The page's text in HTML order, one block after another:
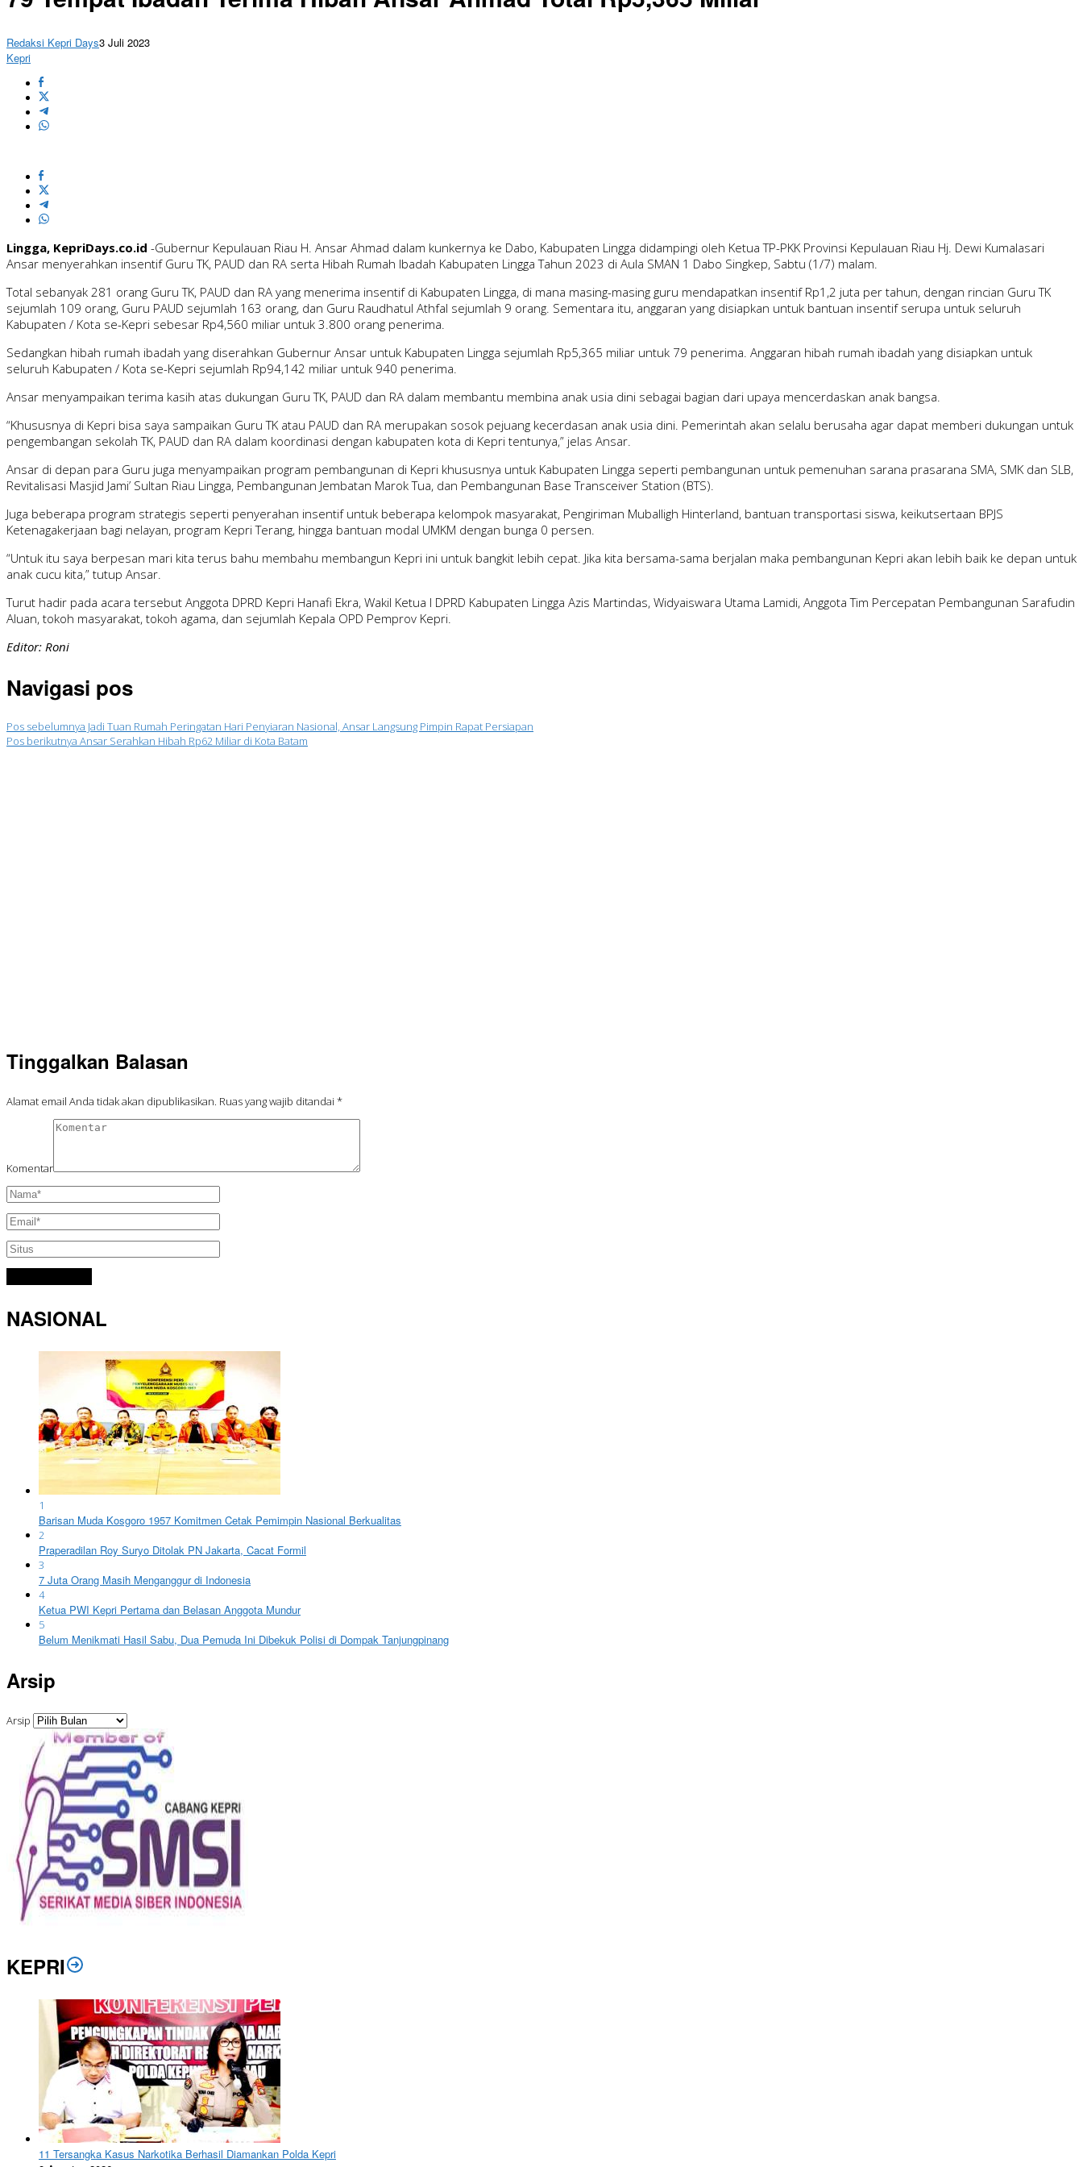
Redaksi Kepri Days3 Juli 2023
Kepri
Lingga, KepriDays.co.id -Gubernur Kepulauan Riau H. Ansar Ahmad dalam kunkernya ke Dabo, Kabupaten Lingga didampingi oleh Ketua TP-PKK Provinsi Kepulauan Riau Hj. Dewi Kumalasari
Ansar menyerahkan insentif Guru TK, PAUD dan RA serta Hibah Rumah Ibadah Kabupaten Lingga Tahun 2023 di Aula SMAN 1 Dabo Singkep, Sabtu (1/7) malam.
Total sebanyak 281 orang Guru TK, PAUD dan RA yang menerima insentif di Kabupaten Lingga, di mana masing-masing guru mendapatkan insentif Rp1,2 juta per tahun, dengan rincian Guru TK
sejumlah 109 orang, Guru PAUD sejumlah 163 orang, dan Guru Raudhatul Athfal sejumlah 9 orang. Sementara itu, anggaran yang disiapkan untuk bantuan insentif serupa untuk seluruh
Kabupaten / Kota se-Kepri sebesar Rp4,560 miliar untuk 3.800 orang penerima.
Sedangkan hibah rumah ibadah yang diserahkan Gubernur Ansar untuk Kabupaten Lingga sejumlah Rp5,365 miliar untuk 79 penerima. Anggaran hibah rumah ibadah yang disiapkan untuk
seluruh Kabupaten / Kota se-Kepri sejumlah Rp94,142 miliar untuk 940 penerima.
Ansar menyampaikan terima kasih atas dukungan Guru TK, PAUD dan RA dalam membantu membina anak usia dini sebagai bagian dari upaya mencerdaskan anak bangsa.
“Khususnya di Kepri bisa saya sampaikan Guru TK atau PAUD dan RA merupakan sosok pejuang kecerdasan anak usia dini. Pemerintah akan selalu berusaha agar dapat memberi dukungan untuk
pengembangan sekolah TK, PAUD dan RA dalam koordinasi dengan kabupaten kota di Kepri tentunya,” jelas Ansar.
Ansar di depan para Guru juga menyampaikan program pembangunan di Kepri khususnya untuk Kabupaten Lingga seperti pembangunan untuk pemenuhan sarana prasarana SMA, SMK dan SLB,
Revitalisasi Masjid Jami’ Sultan Riau Lingga, Pembangunan Jembatan Marok Tua, dan Pembangunan Base Transceiver Station (BTS).
Juga beberapa program strategis seperti penyerahan insentif untuk beberapa kelompok masyarakat, Pengiriman Muballigh Hinterland, bantuan transportasi siswa, keikutsertaan BPJS
Ketenagakerjaan bagi nelayan, program Kepri Terang, hingga bantuan modal UMKM dengan bunga 0 persen.
“Untuk itu saya berpesan mari kita terus bahu membahu membangun Kepri ini untuk bangkit lebih cepat. Jika kita bersama-sama berjalan maka pembangunan Kepri akan lebih baik ke depan untuk
anak cucu kita,” tutup Ansar.
Turut hadir pada acara tersebut Anggota DPRD Kepri Hanafi Ekra, Wakil Ketua I DPRD Kabupaten Lingga Azis Martindas, Widyaiswara Utama Lamidi, Anggota Tim Percepatan Pembangunan Sarafudin
Aluan, tokoh masyarakat, tokoh agama, dan sejumlah Kepala OPD Pemprov Kepri.
Editor: Roni
Navigasi pos
Pos sebelumnya Jadi Tuan Rumah Peringatan Hari Penyiaran Nasional, Ansar Langsung Pimpin Rapat Persiapan
Pos berikutnya Ansar Serahkan Hibah Rp62 Miliar di Kota Batam
Tinggalkan Balasan
Alamat email Anda tidak akan dipublikasikan. Ruas yang wajib ditandai *
Komentar
NASIONAL
1
Barisan Muda Kosgoro 1957 Komitmen Cetak Pemimpin Nasional Berkualitas
2
Praperadilan Roy Suryo Ditolak PN Jakarta, Cacat Formil
3
7 Juta Orang Masih Menganggur di Indonesia
4
Ketua PWI Kepri Pertama dan Belasan Anggota Mundur
5
Belum Menikmati Hasil Sabu, Dua Pemuda Ini Dibekuk Polisi di Dompak Tanjungpinang
Arsip
Arsip
KEPRI
11 Tersangka Kasus Narkotika Berhasil Diamankan Polda Kepri